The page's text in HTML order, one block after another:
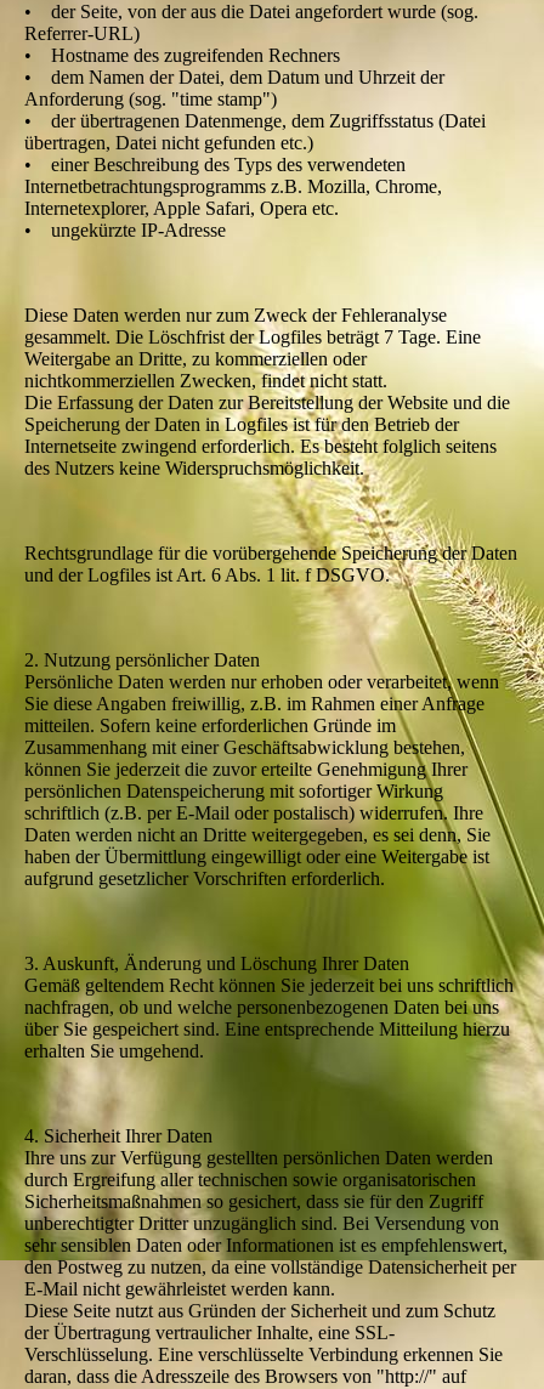
• der Seite, von der aus die Datei angefordert wurde (sog.
Referrer-URL)
• Hostname des zugreifenden Rechners
• dem Namen der Datei, dem Datum und Uhrzeit der
Anforderung (sog. "time stamp")
• der übertragenen Datenmenge, dem Zugriffsstatus (Datei
übertragen, Datei nicht gefunden etc.)
• einer Beschreibung des Typs des verwendeten
Internetbetrachtungsprogramms z.B. Mozilla, Chrome,
Internetexplorer, Apple Safari, Opera etc.
• ungekürzte IP-Adresse
Diese Daten werden nur zum Zweck der Fehleranalyse
gesammelt. Die Löschfrist der Logfiles beträgt 7 Tage. Eine
Weitergabe an Dritte, zu kommerziellen oder
nichtkommerziellen Zwecken, findet nicht statt.
Die Erfassung der Daten zur Bereitstellung der Website und die
Speicherung der Daten in Logfiles ist für den Betrieb der
Internetseite zwingend erforderlich. Es besteht folglich seitens
des Nutzers keine Widerspruchsmöglichkeit.
Rechtsgrundlage für die vorübergehende Speicherung der Daten
und der Logfiles ist Art. 6 Abs. 1 lit. f DSGVO.
2. Nutzung persönlicher Daten
Persönliche Daten werden nur erhoben oder verarbeitet, wenn
Sie diese Angaben freiwillig, z.B. im Rahmen einer Anfrage
mitteilen. Sofern keine erforderlichen Gründe im
Zusammenhang mit einer Geschäftsabwicklung bestehen,
können Sie jederzeit die zuvor erteilte Genehmigung Ihrer
persönlichen Datenspeicherung mit sofortiger Wirkung
schriftlich (z.B. per E-Mail oder postalisch) widerrufen. Ihre
Daten werden nicht an Dritte weitergegeben, es sei denn, Sie
haben der Übermittlung eingewilligt oder eine Weitergabe ist
aufgrund gesetzlicher Vorschriften erforderlich.
3. Auskunft, Änderung und Löschung Ihrer Daten
Gemäß geltendem Recht können Sie jederzeit bei uns schriftlich
nachfragen, ob und welche personenbezogenen Daten bei uns
über Sie gespeichert sind. Eine entsprechende Mitteilung hierzu
erhalten Sie umgehend.
4. Sicherheit Ihrer Daten
Ihre uns zur Verfügung gestellten persönlichen Daten werden
durch Ergreifung aller technischen sowie organisatorischen
Sicherheitsmaßnahmen so gesichert, dass sie für den Zugriff
unberechtigter Dritter unzugänglich sind. Bei Versendung von
sehr sensiblen Daten oder Informationen ist es empfehlenswert,
den Postweg zu nutzen, da eine vollständige Datensicherheit per
E-Mail nicht gewährleistet werden kann.
Diese Seite nutzt aus Gründen der Sicherheit und zum Schutz
der Übertragung vertraulicher Inhalte, eine SSL-
Verschlüsselung. Eine verschlüsselte Verbindung erkennen Sie
daran, dass die Adresszeile des Browsers von "http://" auf